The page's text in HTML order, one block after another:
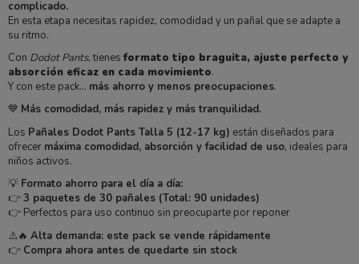
complicado.
En esta etapa necesitas rapidez, comodidad y un pañal que se adapte a
su ritmo.
Con Dodot Pants, tienes formato tipo braguita, ajuste perfecto y
absorción eficaz en cada movimiento.
Y con este pack… más ahorro y menos preocupaciones.
💙 Más comodidad, más rapidez y más tranquilidad.
Los Pañales Dodot Pants Talla 5 (12-17 kg) están diseñados para
ofrecer máxima comodidad, absorción y facilidad de uso, ideales para
niños activos.
💡 Formato ahorro para el día a día:
👉3 paquetes de 30 pañales (Total: 90 unidades)
👉 Perfectos para uso continuo sin preocuparte por reponer
⚠️🔥 Alta demanda: este pack se vende rápidamente
👉 Compra ahora antes de quedarte sin stock